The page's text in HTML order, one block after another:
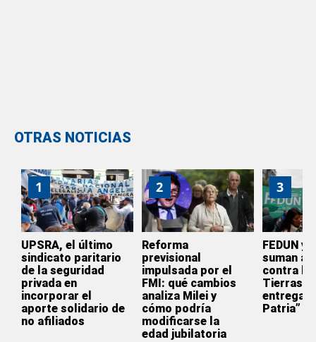
OTRAS NOTICIAS
1
UPSRA, el último
sindicato paritario
de la seguridad
privada en
incorporar el
aporte solidario de
no afiliados
2
Reforma
previsional
impulsada por el
FMI: qué cambios
analiza Milei y
cómo podría
modificarse la
edad jubilatoria
3
FEDUN y
suman a
contra la
Tierras:
entrega
Patria”